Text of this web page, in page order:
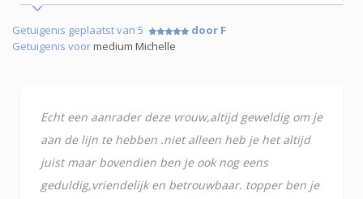
Getuigenis geplaatst van 5
door F
Getuigenis voormedium Michelle
Echt een aanrader deze vrouw,altijd geweldig om je
aan de lijn te hebben .niet alleen heb je het altijd
juist maar bovendien ben je ook nog eens
geduldig,vriendelijk en betrouwbaar. topper ben je